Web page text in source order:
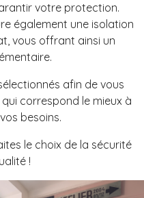
votre protection.
également une isolation
vous offrant ainsi un
afin de vous
correspond le mieux à
besoins.
le choix de la sécurité
!